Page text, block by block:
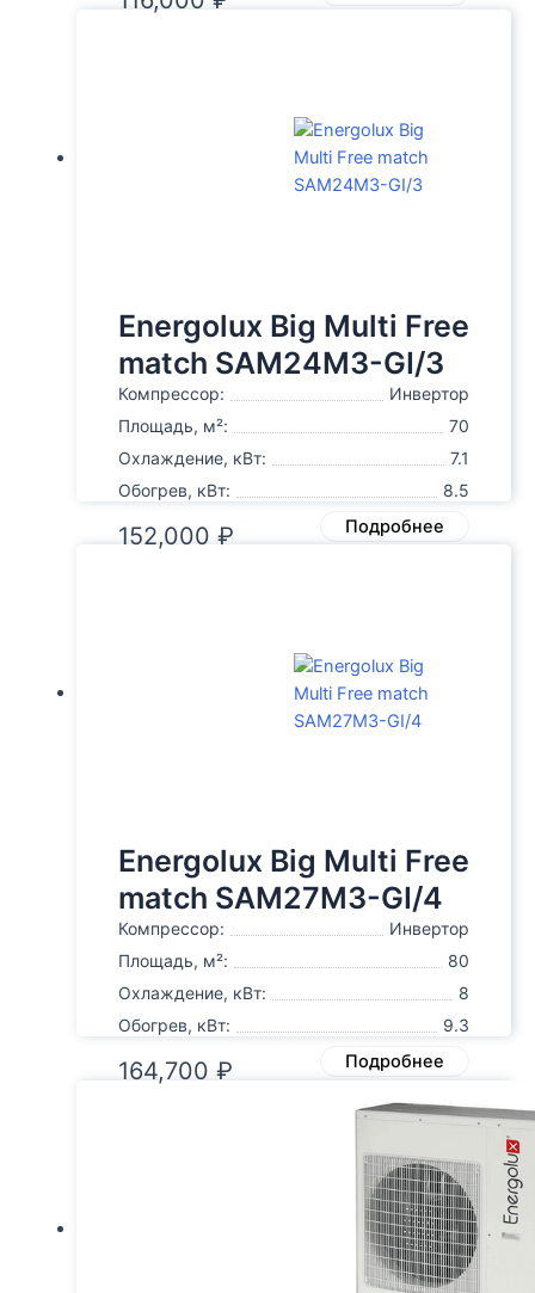
Energolux Big Multi Free
match SAM24M3-GI/3
Компрессор:
Инвертор
Площадь, м²:
70
Охлаждение, кВт:
7.1
Обогрев, кВт:
8.5
152,000 ₽ Подробнее
Energolux Big Multi Free
match SAM27M3-GI/4
Компрессор:
Инвертор
Площадь, м²:
80
Охлаждение, кВт:
8
Обогрев, кВт:
9.3
164,700 ₽ Подробнее